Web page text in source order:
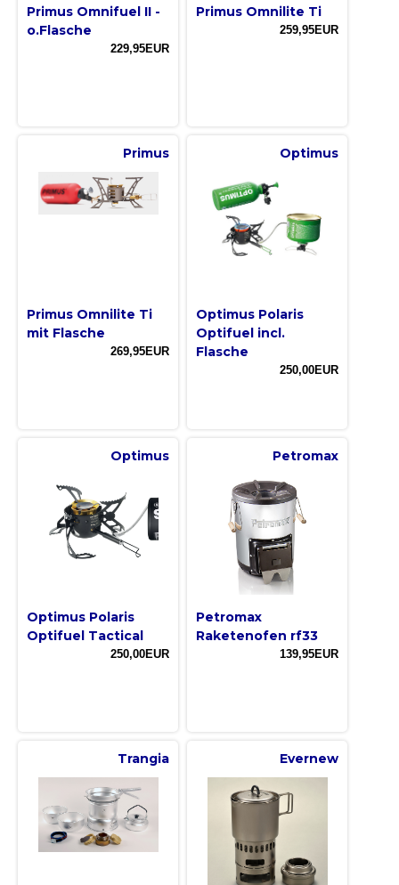
Primus Omnifuel II -
o.Flasche
229,95EUR
Primus Omnilite Ti
259,95EUR
Primus
Primus Omnilite Ti
mit Flasche
269,95EUR
Optimus
Optimus Polaris
Optifuel incl.
Flasche
250,00EUR
Optimus
Optimus Polaris
Optifuel Tactical
250,00EUR
Petromax
Petromax
Raketenofen rf33
139,95EUR
Trangia Evernew